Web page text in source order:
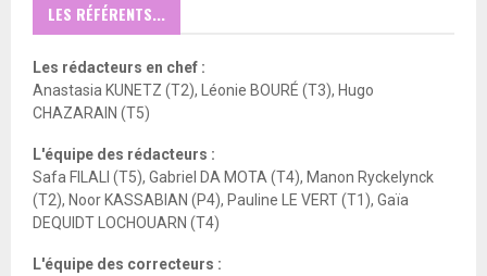
LES RÉFÉRENTS...
Les rédacteurs en chef :
Anastasia KUNETZ (T2), Léonie BOURÉ (T3), Hugo
CHAZARAIN (T5)
L'équipe des rédacteurs :
Safa FILALI (T5), Gabriel DA MOTA (T4), Manon Ryckelynck
(T2), Noor KASSABIAN (P4), Pauline LE VERT (T1), Gaïa
DEQUIDT LOCHOUARN (T4)
L'équipe des correcteurs :